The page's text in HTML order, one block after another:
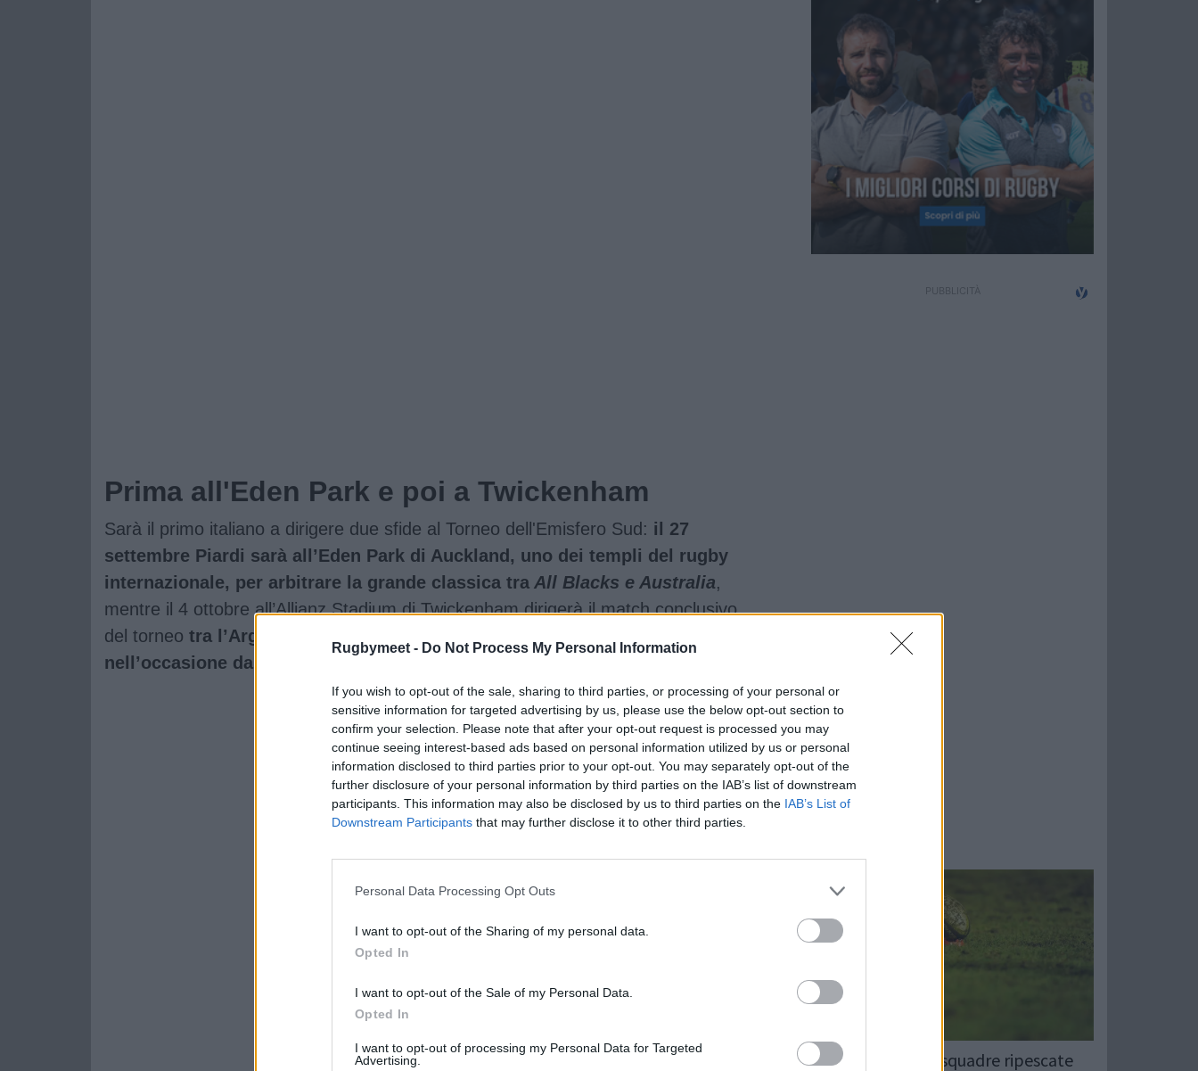
Rugbymeet - Do Not Process My Personal Information
If you wish to opt-out of the sale, sharing to third parties, or processing of your personal or
sensitive information for targeted advertising by us, please use the below opt-out section to
confirm your selection. Please note that after your opt-out request is processed you may
continue seeing interest-based ads based on personal information utilized by us or personal
information disclosed to third parties prior to your opt-out. You may separately opt-out of the
further disclosure of your personal information by third parties on the IAB’s list of downstream
participants. This information may also be disclosed by us to third parties on the IAB’s List of
Downstream Participants that may further disclose it to other third parties.
Personal Data Processing Opt Outs
I want to opt-out of the Sharing of my personal data.
Opted In
I want to opt-out of the Sale of my Personal Data.
Opted In
I want to opt-out of processing my Personal Data for Targeted
Advertising.
Prima all'Eden Park e poi a Twickenham
Sarà il primo italiano a dirigere due sfide al Torneo dell'Emisfero Sud: il 27
settembre Piardi sarà all’Eden Park di Auckland, uno dei templi del rugby
internazionale, per arbitrare la grande classica tra All Blacks e Australia,
mentre il 4 ottobre all’Allianz Stadium di Twickenham dirigerà il match conclusivo
del torneo tra l’Argentina e gli Springboks sudafricani, assistito
nell’occasione da Matteo Liperini come TMO.
Rugby: Record di squadre ripescate